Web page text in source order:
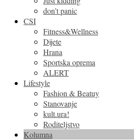
don’t panic
CSI
Fitness&Wellness
Dijete
Hrana
Sportska oprema
ALERT
Lifestyle
Fashion & Beatuy
Stanovanje
kult.ura!
Roditeljstvo
Kolumna